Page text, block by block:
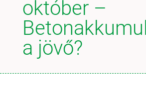
október –
a jövő?